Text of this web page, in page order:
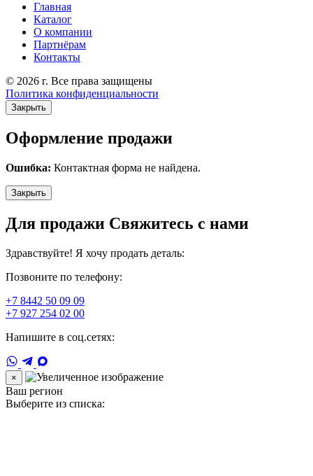
Главная
Каталог
О компании
Партнёрам
Контакты
© 2026 г. Все права защищены
Политика конфиденциальности
Закрыть
Оформление продажи
Ошибка: Контактная форма не найдена.
Закрыть
Для продажи Свяжитесь с нами
Здравствуйте! Я хочу продать деталь:
Позвоните по телефону:
+7 8442 50 09 09
+7 927 254 02 00
Напишите в соц.сетях:
×
Ваш регион
Выберите из списка: